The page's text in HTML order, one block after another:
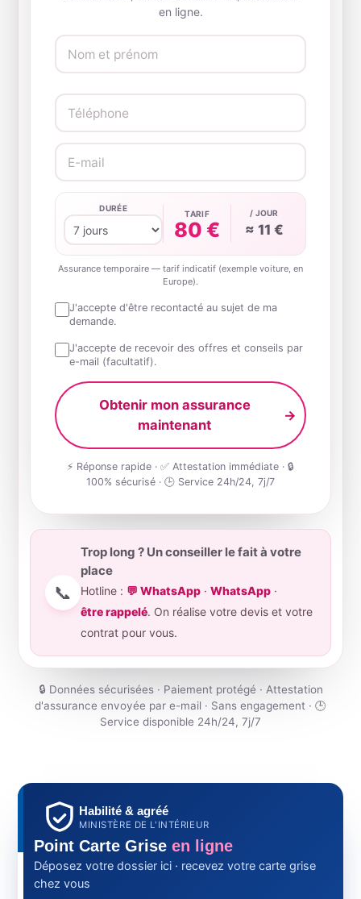
en ligne.
DURÉE
TARIF
80 €
/ JOUR
≈ 11 €
Assurance temporaire — tarif indicatif (exemple voiture, en
Europe).
J'accepte d'être recontacté au sujet de ma
demande.
J'accepte de recevoir des offres et conseils par
e-mail (facultatif).
Obtenir mon assurance
maintenant
→
⚡ Réponse rapide · ✅ Attestation immédiate · 🔒
100% sécurisé · 🕒 Service 24h/24, 7j/7
📞
Trop long ? Un conseiller le fait à votre
place
Hotline : 💬 WhatsApp · WhatsApp ·
être rappelé. On réalise votre devis et votre
contrat pour vous.
🔒 Données sécurisées · Paiement protégé · Attestation
d'assurance envoyée par e-mail · Sans engagement · 🕒
Service disponible 24h/24, 7j/7
Habilité & agréé
MINISTÈRE DE L'INTÉRIEUR
Point Carte Grise en ligne
Déposez votre dossier ici · recevez votre carte grise
chez vous